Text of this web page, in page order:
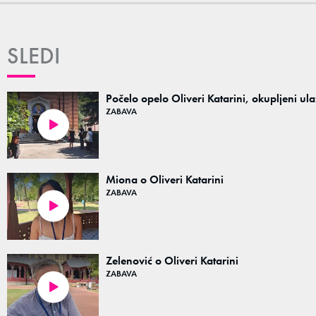
SLEDI
Počelo opelo Oliveri Katarini, okupljeni
ZABAVA
Miona o Oliveri Katarini
ZABAVA
Zelenović o Oliveri Katarini
ZABAVA